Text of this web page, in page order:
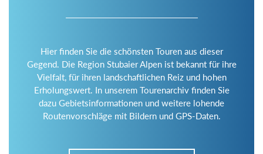
Hier finden Sie die schönsten Touren aus dieser
Gegend. Die Region Stubaier Alpen ist bekannt für ihre
Vielfalt, für ihren landschaftlichen Reiz und hohen
Erholungswert. In unserem Tourenarchiv finden Sie
dazu Gebietsinformationen und weitere lohende
Routenvorschläge mit Bildern und GPS-Daten.